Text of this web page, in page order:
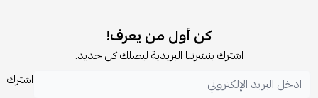
كن أول من يعرف!
اشترك بنشرتنا البريدية ليصلك كل جديد.
اشترك